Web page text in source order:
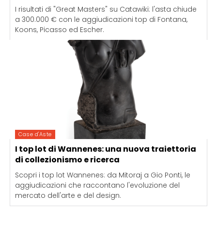
I risultati di "Great Masters" su Catawiki: l'asta chiude
a 300.000 € con le aggiudicazioni top di Fontana,
Koons, Picasso ed Escher.
Case d'Aste
I top lot di Wannenes: una nuova traiettoria
di collezionismo e ricerca
Scopri i top lot Wannenes: da Mitoraj a Gio Ponti, le
aggiudicazioni che raccontano l'evoluzione del
mercato dell'arte e del design.